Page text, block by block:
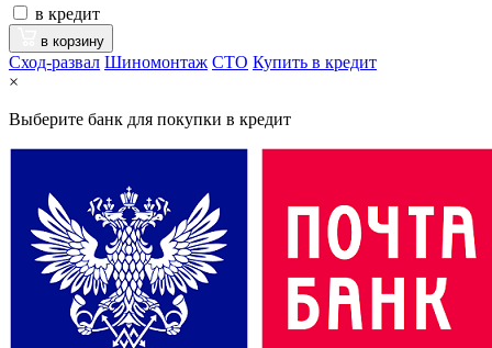
в кредит
в корзину
Сход-развал Шиномонтаж CTO Купить в кредит
×
Выберите банк для покупки в кредит